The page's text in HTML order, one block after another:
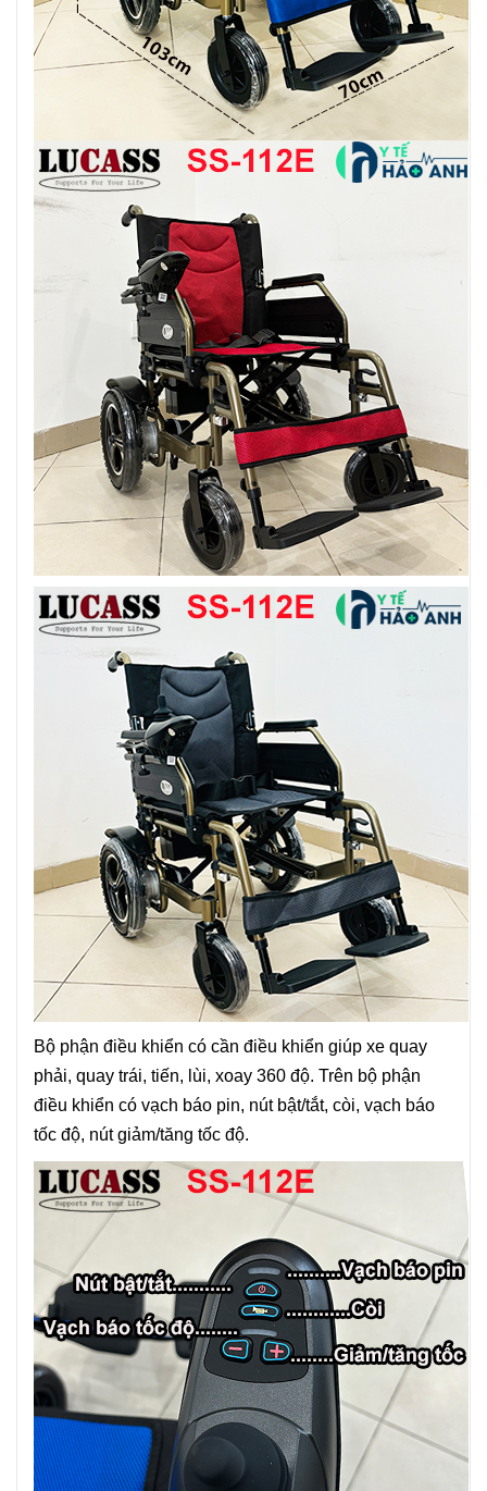
Bộ phận điều khiển có cần điều khiển giúp xe quay
phải, quay trái, tiến, lùi, xoay 360 độ. Trên bộ phận
điều khiển có vạch báo pin, nút bật/tắt, còi, vạch báo
tốc độ, nút giảm/tăng tốc độ.